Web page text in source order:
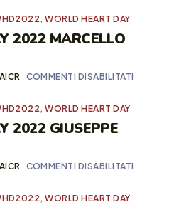
,WORLD HEART DAY
2022 MARCELLO
COMMENTI DISABILITATI
,WORLD HEART DAY
2022 GIUSEPPE
COMMENTI DISABILITATI
,WORLD HEART DAY